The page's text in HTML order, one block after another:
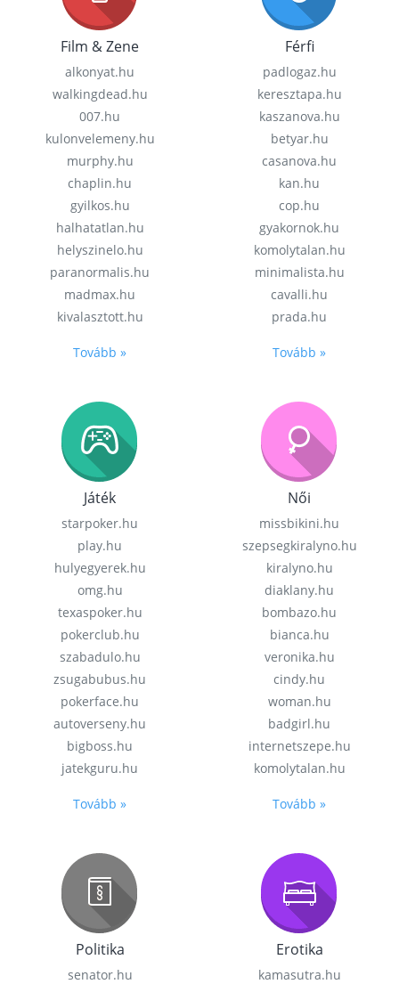
Film & Zene
alkonyat.hu
walkingdead.hu
007.hu
kulonvelemeny.hu
murphy.hu
chaplin.hu
gyilkos.hu
halhatatlan.hu
helyszinelo.hu
paranormalis.hu
madmax.hu
kivalasztott.hu
Tovább »
Férfi
padlogaz.hu
keresztapa.hu
kaszanova.hu
betyar.hu
casanova.hu
kan.hu
cop.hu
gyakornok.hu
komolytalan.hu
minimalista.hu
cavalli.hu
prada.hu
Tovább »
Játék
starpoker.hu
play.hu
hulyegyerek.hu
omg.hu
texaspoker.hu
pokerclub.hu
szabadulo.hu
zsugabubus.hu
pokerface.hu
autoverseny.hu
bigboss.hu
jatekguru.hu
Tovább »
Női
missbikini.hu
szepsegkiralyno.hu
kiralyno.hu
diaklany.hu
bombazo.hu
bianca.hu
veronika.hu
cindy.hu
woman.hu
badgirl.hu
internetszepe.hu
komolytalan.hu
Tovább »
Politika
senator.hu
Erotika
kamasutra.hu